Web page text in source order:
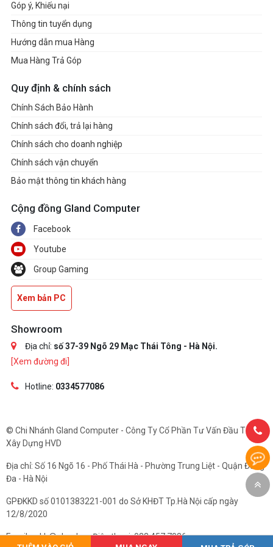
Trọng lượng
Màu sắc
Bảo mật
Tính năng khác
Góp ý, Khiếu nại
Thông tin tuyển dụng
Hướng dẫn mua Hàng
Mua Hàng Trả Góp
Quy định & chính sách
Chính Sách Bảo Hành
Chính sách đổi, trả lại hàng
Chính sách cho doanh nghiệp
Chính sách vận chuyển
Bảo mật thông tin khách hàng
Cộng đồng Gland Computer
Facebook
Youtube
Group Gaming
Xem bản PC
Showroom
Địa chỉ: số 37-39 Ngõ 29 Mạc Thái Tông - Hà Nội.
[Xem đường đi]
Hotline: 0334577086
© Chi Nhánh Gland Computer - Công Ty Cổ Phần Tư Vấn Đầu Tư Và
Xây Dựng HVD
Địa chỉ: Số 16 Ngõ 16 - Phố Thái Hà - Phường Trung Liệt - Quận Đống
Đa - Hà Nội
GPĐKKD số 0101383221-001 do Sở KHĐT Tp.Hà Nội cấp ngày
12/8/2020
Email: cskh@gland.vn. Điện thoại: 033.457.7086